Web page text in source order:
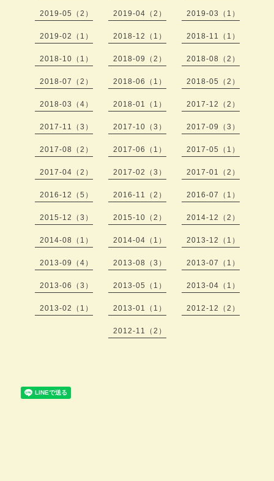
2019-05（2） 2019-04（2） 2019-03（1）
2019-02（1） 2018-12（1） 2018-11（1）
2018-10（1） 2018-09（2） 2018-08（2）
2018-07（2） 2018-06（1） 2018-05（2）
2018-03（4） 2018-01（1） 2017-12（2）
2017-11（3） 2017-10（3） 2017-09（3）
2017-08（2） 2017-06（1） 2017-05（1）
2017-04（2） 2017-02（3） 2017-01（2）
2016-12（5） 2016-11（2） 2016-07（1）
2015-12（3） 2015-10（2） 2014-12（2）
2014-08（1） 2014-04（1） 2013-12（1）
2013-09（4） 2013-08（3） 2013-07（1）
2013-06（3） 2013-05（1） 2013-04（1）
2013-02（1） 2013-01（1） 2012-12（2）
2012-11（2）